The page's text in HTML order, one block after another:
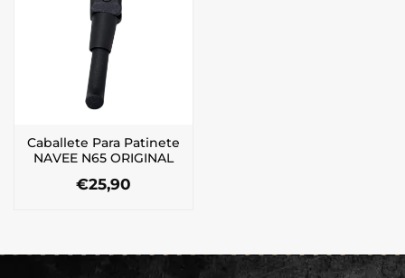
Caballete Para Patinete
NAVEE N65 ORIGINAL
€25,90